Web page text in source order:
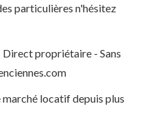
particulières n'hésitez
propriétaire - Sans
locatif depuis plus